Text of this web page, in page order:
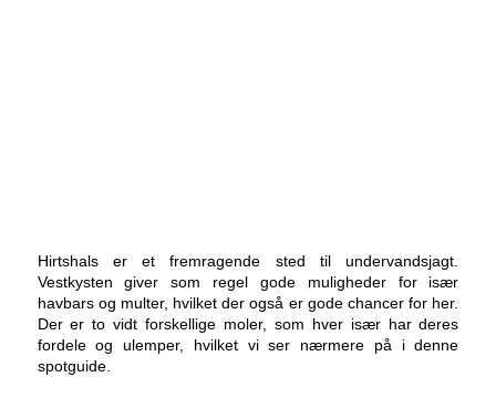
Hirtshals er et fremragende sted til undervandsjagt.
Vestkysten giver som regel gode muligheder for især
havbars og multer, hvilket der også er gode chancer for her.
Der er to vidt forskellige moler, som hver især har deres
fordele og ulemper, hvilket vi ser nærmere på i denne
spotguide.